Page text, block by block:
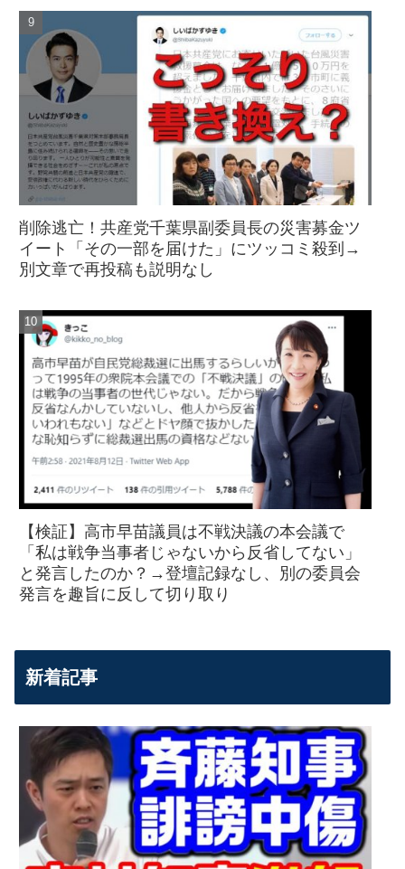
削除逃亡！共産党千葉県副委員長の災害募金ツ
イート「その一部を届けた」にツッコミ殺到→
別文章で再投稿も説明なし
【検証】高市早苗議員は不戦決議の本会議で
「私は戦争当事者じゃないから反省してない」
と発言したのか？→登壇記録なし、別の委員会
発言を趣旨に反して切り取り
新着記事